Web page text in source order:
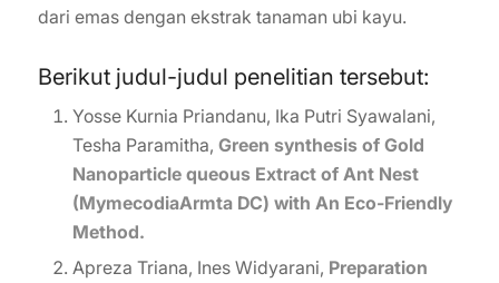
dari emas dengan ekstrak tanaman ubi kayu.
Berikut judul-judul penelitian tersebut:
Yosse Kurnia Priandanu, Ika Putri Syawalani,
Tesha Paramitha, Green synthesis of Gold
Nanoparticle queous Extract of Ant Nest
(MymecodiaArmta DC) with An Eco-Friendly
Method.
Apreza Triana, Ines Widyarani, Preparation